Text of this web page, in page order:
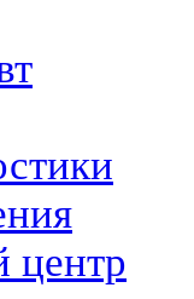
центр